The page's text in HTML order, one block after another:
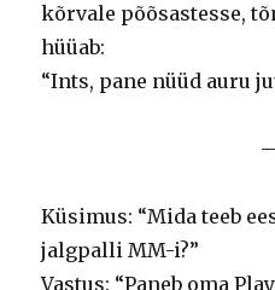
kõrvale põõsastesse,
hüüab:
“Ints, pane nüüd auru
Küsimus: “Mida teeb
jalgpalli MM-i?”
Vastus: “Paneb oma